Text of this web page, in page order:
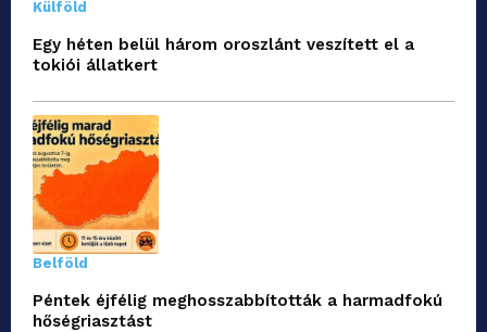
Külföld
Egy héten belül három oroszlánt veszített el a
tokiói állatkert
Belföld
Péntek éjfélig meghosszabbították a harmadfokú
hőségriasztást